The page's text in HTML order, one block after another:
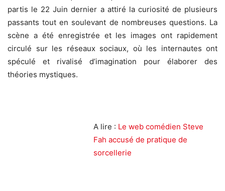
partis le 22 Juin dernier a attiré la curiosité de plusieurs
passants tout en soulevant de nombreuses questions. La
scène a été enregistrée et les images ont rapidement
circulé sur les réseaux sociaux, où les internautes ont
spéculé et rivalisé d’imagination pour élaborer des
théories mystiques.
A lire : Le web comédien Steve
Fah accusé de pratique de
sorcellerie